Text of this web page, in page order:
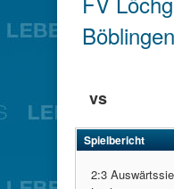
vs
Spielbericht
2:3